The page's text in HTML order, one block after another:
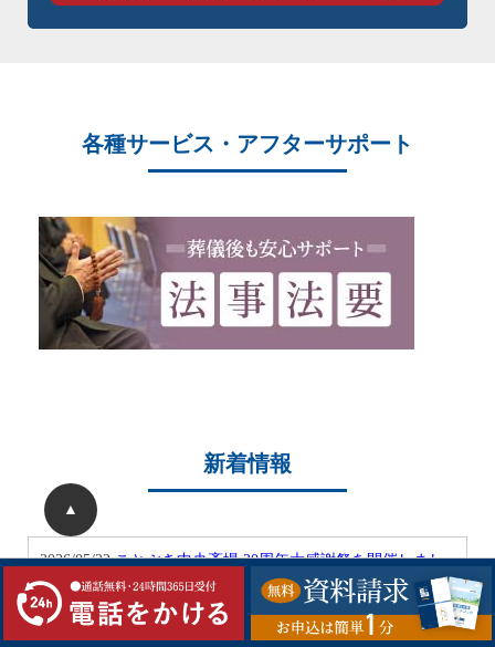
各種サービス・アフターサポート
新着情報
2026/05/22 ことぶき中央斎場 20周年大感謝祭を開催しまし
た
2026/05/04 ことぶき中央斎場 20周年記念大感謝祭開催のお
知らせ
▲